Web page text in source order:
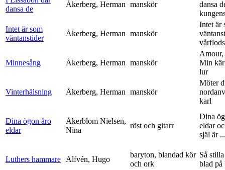
dansa de
Åkerberg, Herman manskör
dansa
Intet är som
väntanstider
Åkerberg, Herman manskör
Intet är
Minnesång Åkerberg, Herman manskör
Min
lur
Vinterhälsning Åkerberg, Herman manskör
Möter
karl
Dina ögon äro
eldar
Åkerblom Nielsen,
Nina
röst och gitarr
Dina
eldar
själ är
Luthers hammare Alfvén, Hugo
baryton, blandad kör
och ork
Så
blad på